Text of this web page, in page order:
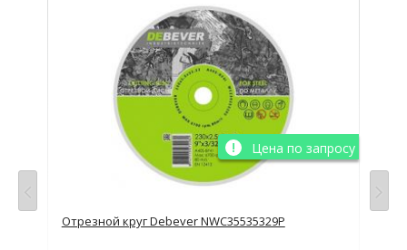
Цена по запросу
Отрезной круг Debever NWC35535329P